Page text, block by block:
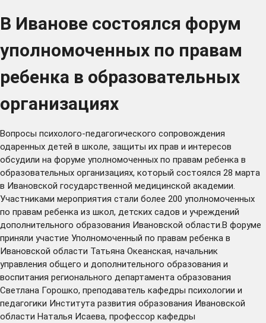
В Иванове состоялся форум
уполномоченных по правам
ребенка в образовательных
организациях
Вопросы психолого-педагогического сопровождения
одаренных детей в школе, защиты их прав и интересов
обсудили на форуме уполномоченных по правам ребенка в
образовательных организациях, который состоялся 28 марта
в Ивановской государственной медицинской академии.
Участниками мероприятия стали более 200 уполномоченных
по правам ребенка из школ, детских садов и учреждений
дополнительного образования Ивановской области.В форуме
приняли участие Уполномоченный по правам ребенка в
Ивановской области Татьяна Океанская, начальник
управления общего и дополнительного образования и
воспитания регионального департамента образования
Светлана Горошко, преподаватель кафедры психологии и
педагогики Института развития образования Ивановской
области Наталья Исаева, профессор кафедры